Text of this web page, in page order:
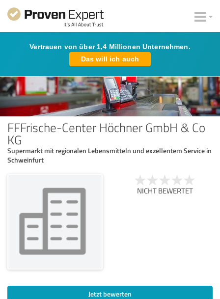
Vertrauen von über 1,4 Millionen Unternehmen.
Das will ich auch
FFFrische-Center Höchner GmbH & Co
KG
Supermarkt mit regionalen Lebensmitteln und exzellentem Service in
Schweinfurt
NICHT BEWERTET
Jetzt bewerten